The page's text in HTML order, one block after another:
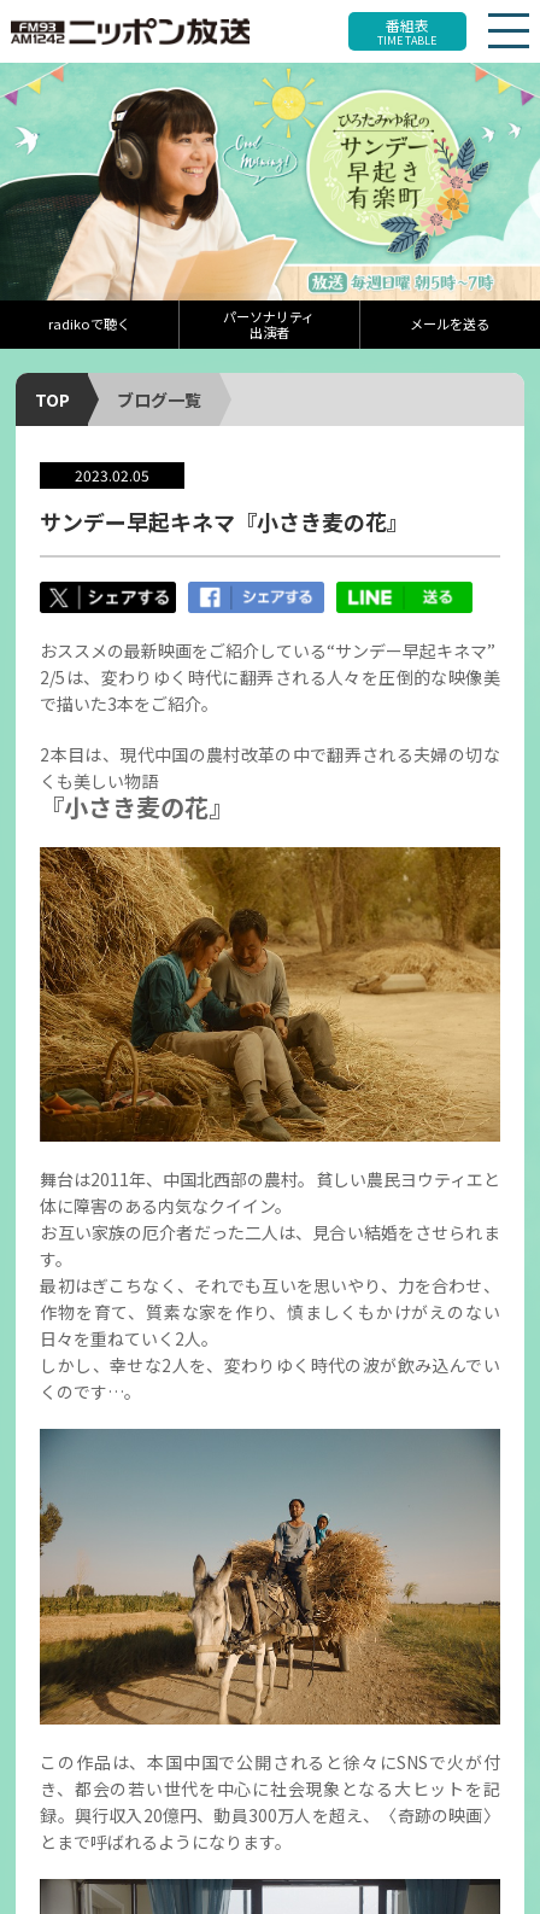
番組表
TIME TABLE
radikoで聴く
パーソナリティ
出演者
メールを送る
TOP ブログ一覧
2023.02.05
サンデー早起キネマ『小さき麦の花』
おススメの最新映画をご紹介している“サンデー早起キネマ”
2/5は、変わりゆく時代に翻弄される人々を圧倒的な映像美
で描いた3本をご紹介。
2本目は、現代中国の農村改革の中で翻弄される夫婦の切な
くも美しい物語
『小さき麦の花』
舞台は2011年、中国北西部の農村。貧しい農民ヨウティエと
体に障害のある内気なクイイン。
お互い家族の厄介者だった二人は、見合い結婚をさせられま
す。
最初はぎこちなく、それでも互いを思いやり、力を合わせ、
作物を育て、質素な家を作り、慎ましくもかけがえのない
日々を重ねていく2人。
しかし、幸せな2人を、変わりゆく時代の波が飲み込んでい
くのです…。
この作品は、本国中国で公開されると徐々にSNSで火が付
き、都会の若い世代を中心に社会現象となる大ヒットを記
録。興行収入20億円、動員300万人を超え、〈奇跡の映画〉
とまで呼ばれるようになります。